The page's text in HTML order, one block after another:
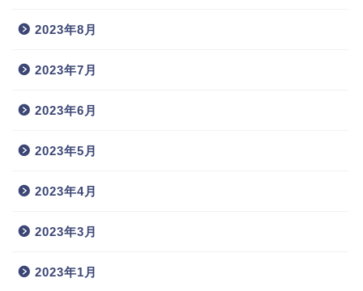
2023年8月
2023年7月
2023年6月
2023年5月
2023年4月
2023年3月
2023年1月